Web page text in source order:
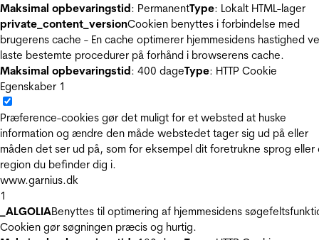
Maksimal opbevaringstid: PermanentType: Lokalt HTML-lager
private_content_versionCookien benyttes i forbindelse med
brugerens cache - En cache optimerer hjemmesidens hastighed
laste bestemte procedurer på forhånd i browserens cache.
Maksimal opbevaringstid: 400 dageType: HTTP Cookie
Egenskaber 1
Præference-cookies gør det muligt for et websted at huske
information og ændre den måde webstedet tager sig ud på eller
måden det ser ud på, som for eksempel dit foretrukne sprog eller
region du befinder dig i.
www.garnius.dk
1
_ALGOLIABenyttes til optimering af hjemmesidens
Cookien gør søgningen præcis og hurtig.